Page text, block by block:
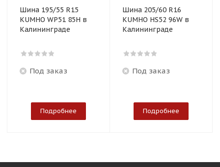
Шина 195/55 R15
KUMHO WP51 85H в
Калининграде
Под заказ
Подробнее
Шина 205/60 R16
KUMHO HS52 96W в
Калининграде
Под заказ
Подробнее